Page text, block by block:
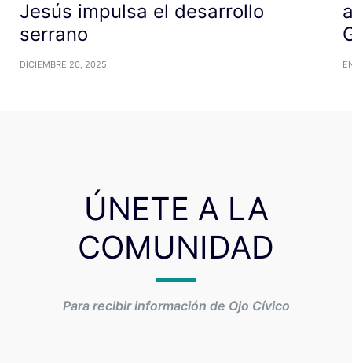
Jesús impulsa el desarrollo
serrano
DICIEMBRE 20, 2025
ÚNETE A LA
COMUNIDAD
Para recibir información de Ojo Cívico